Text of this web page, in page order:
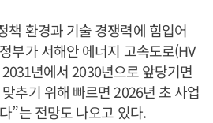
책 환경과 기술 경쟁력에 힘입어
부가 서해안 에너지 고속도로(HV
년에서 2030년으로 앞당기면
추기 위해 빠르면 2026년 초 사업
”는 전망도 나오고 있다.